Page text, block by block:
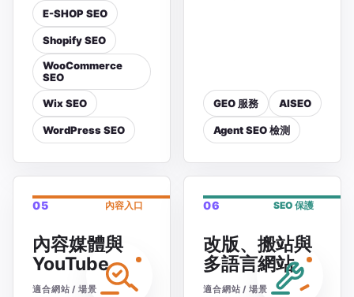
E-SHOP SEO
Shopify SEO
WooCommerce
SEO
Wix SEO
WordPress SEO
GEO 服務 AISEO
Agent SEO 檢測
05 內容入口
內容媒體與
YouTube
適合網站 / 場景
06 SEO 保護
改版、搬站與
多語言網站
適合網站 / 場景